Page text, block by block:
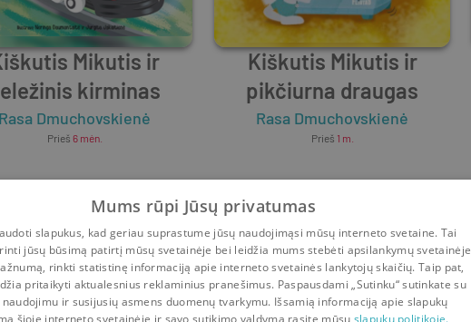
Mikutis ir
kirminas
Dmuchovskienė
Prieš 6 mėn.
Kiškutis Mikutis ir
pikčiurna draugas
Rasa Dmuchovskienė
Prieš 1 m.
Mums rūpi Jūsų privatumas
slapukus, kad geriau suprastume jūsų naudojimąsi mūsų interneto svetaine. Tai
jūsų būsimą patirtį mūsų svetainėje bei leidžia mums stebėti apsilankymų svetainėje
rinkti statistinę informaciją apie interneto svetainės lankytojų skaičių. Taip pat,
pritaikyti aktualesnius reklaminius pranešimus. Paspausdami „Sutinku“ sutinkate su
ir susijusių asmens duomenų tvarkymu. Išsamią informaciją apie slapukų
šioje interneto svetainėje ir savo sutikimo valdymą rasite mūsų slapukų politikoje.